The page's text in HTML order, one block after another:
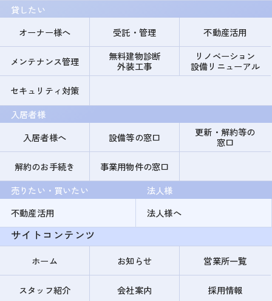
貸したい
オーナー様へ
受託・管理 不動産活用
メンテナンス管理
無料建物診断
外装工事
リノベーション
設備リニューアル
セキュリティ対策
入居者様
入居者様へ
設備等の窓口
更新・解約等の
窓口
解約のお手続き
事業用物件の窓口
売りたい・買いたい
不動産活用
法人様
法人様へ
サイトコンテンツ
ホーム お知らせ 営業所一覧
スタッフ紹介 会社案内 採用情報